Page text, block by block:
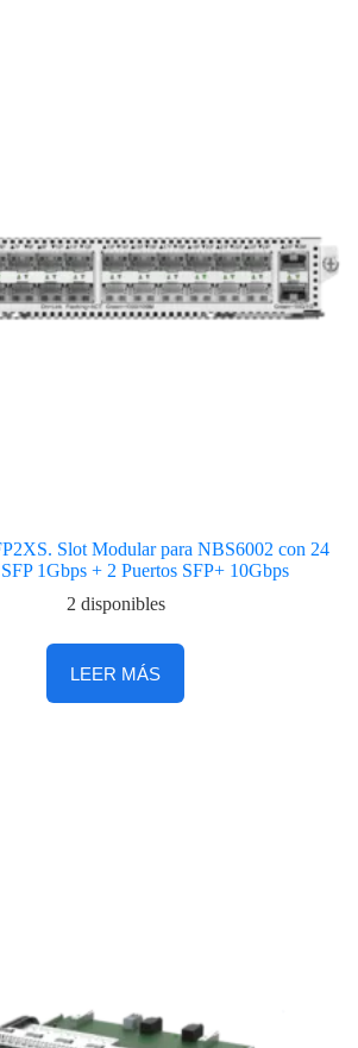
Slot Modular para NBS6002 con 24
1Gbps + 2 Puertos SFP+ 10Gbps
2 disponibles
LEER MÁS